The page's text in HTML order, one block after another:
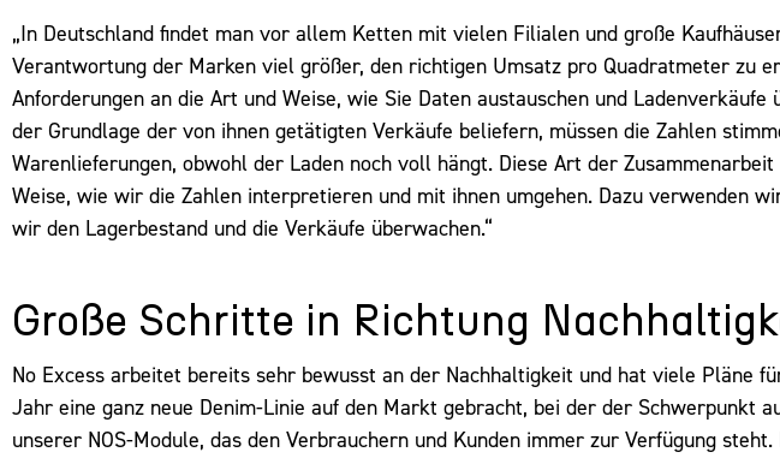
„In Deutschland findet man vor allem Ketten mit vielen Filialen und große
Verantwortung der Marken viel größer, den richtigen Umsatz pro Quadratmeter zu
Anforderungen an die Art und Weise, wie Sie Daten austauschen und
der Grundlage der von ihnen getätigten Verkäufe beliefern, müssen die Zahlen
Warenlieferungen, obwohl der Laden noch voll hängt. Diese Art der
Weise, wie wir die Zahlen interpretieren und mit ihnen umgehen. Dazu verwenden
wir den Lagerbestand und die Verkäufe überwachen.“
Große Schritte in Richtung
No Excess arbeitet bereits sehr bewusst an der Nachhaltigkeit und hat viele Pläne
Jahr eine ganz neue Denim-Linie auf den Markt gebracht, bei der der Schwerpunkt
unserer NOS-Module, das den Verbrauchern und Kunden immer zur Verfügung